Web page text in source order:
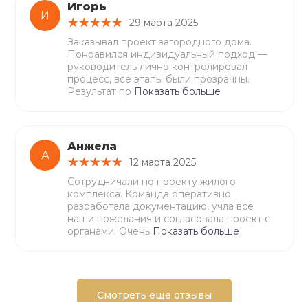
И
Игорь
29 марта 2025
Заказывал проект загородного дома.
Понравился индивидуальный подход —
руководитель лично контролировал
процесс, все этапы были прозрачны.
Результат пр Показать больше
А
Анжела
12 марта 2025
Сотрудничали по проекту жилого
комплекса. Команда оперативно
разработала документацию, учла все
наши пожелания и согласовала проект с
органами. Очень Показать больше
Смотреть еще отзывы